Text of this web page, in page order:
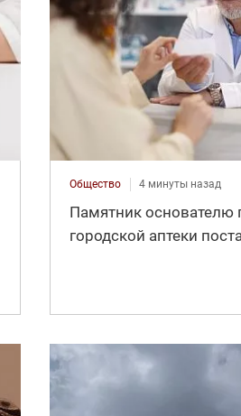
Общество 4 минуты назад
Памятник основателю
городской аптеки